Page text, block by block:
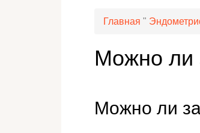
Главная "
Можно ли
Можно ли